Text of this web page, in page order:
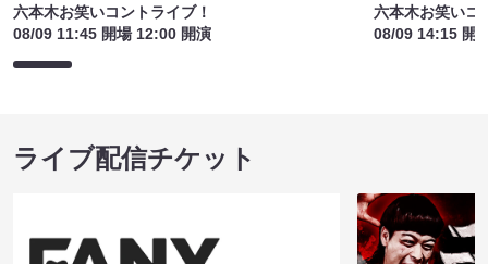
六本木お笑いコントライブ！
08/09 11:45 開場 12:00 開演
六本木お笑いコ
08/09 14:15 開
ライブ配信チケット